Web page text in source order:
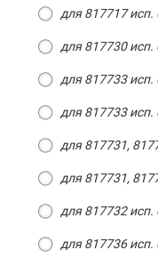
для 817717 исп.
для 817730 исп.
для 817733 исп.
для 817733 исп.
для 817731,
для 817731,
для 817732 исп.
для 817736 исп.